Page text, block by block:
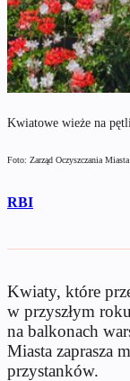
Kwiatowe wieże na
Foto: Zarząd Oczyszczania Miasta
RBI
Kwiaty, które
w przyszłym
na balkonach
Miasta zaprasza
przystanków.